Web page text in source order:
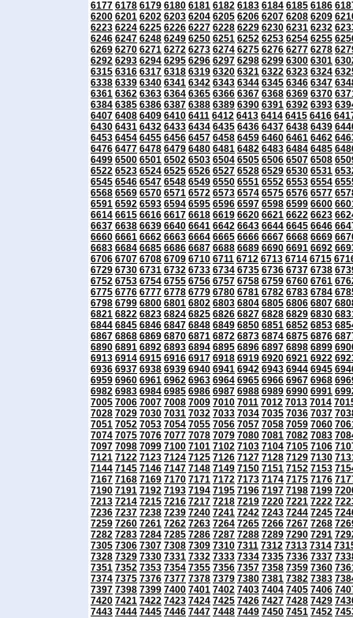
6177 6178 6179 6180 6181 6182 6183 6184 6185 6186
6200 6201 6202 6203 6204 6205 6206 6207 6208 6209
6223 6224 6225 6226 6227 6228 6229 6230 6231 6232
6246 6247 6248 6249 6250 6251 6252 6253 6254 6255
6269 6270 6271 6272 6273 6274 6275 6276 6277 6278
6292 6293 6294 6295 6296 6297 6298 6299 6300 6301
6315 6316 6317 6318 6319 6320 6321 6322 6323 6324
6338 6339 6340 6341 6342 6343 6344 6345 6346 6347
6361 6362 6363 6364 6365 6366 6367 6368 6369 6370
6384 6385 6386 6387 6388 6389 6390 6391 6392 6393
6407 6408 6409 6410 6411 6412 6413 6414 6415 6416
6430 6431 6432 6433 6434 6435 6436 6437 6438 6439
6453 6454 6455 6456 6457 6458 6459 6460 6461 6462
6476 6477 6478 6479 6480 6481 6482 6483 6484 6485
6499 6500 6501 6502 6503 6504 6505 6506 6507 6508
6522 6523 6524 6525 6526 6527 6528 6529 6530 6531
6545 6546 6547 6548 6549 6550 6551 6552 6553 6554
6568 6569 6570 6571 6572 6573 6574 6575 6576 6577
6591 6592 6593 6594 6595 6596 6597 6598 6599 6600
6614 6615 6616 6617 6618 6619 6620 6621 6622 6623
6637 6638 6639 6640 6641 6642 6643 6644 6645 6646
6660 6661 6662 6663 6664 6665 6666 6667 6668 6669
6683 6684 6685 6686 6687 6688 6689 6690 6691 6692
6706 6707 6708 6709 6710 6711 6712 6713 6714 6715
6729 6730 6731 6732 6733 6734 6735 6736 6737 6738
6752 6753 6754 6755 6756 6757 6758 6759 6760 6761
6775 6776 6777 6778 6779 6780 6781 6782 6783 6784
6798 6799 6800 6801 6802 6803 6804 6805 6806 6807
6821 6822 6823 6824 6825 6826 6827 6828 6829 6830
6844 6845 6846 6847 6848 6849 6850 6851 6852 6853
6867 6868 6869 6870 6871 6872 6873 6874 6875 6876
6890 6891 6892 6893 6894 6895 6896 6897 6898 6899
6913 6914 6915 6916 6917 6918 6919 6920 6921 6922
6936 6937 6938 6939 6940 6941 6942 6943 6944 6945
6959 6960 6961 6962 6963 6964 6965 6966 6967 6968
6982 6983 6984 6985 6986 6987 6988 6989 6990 6991
7005 7006 7007 7008 7009 7010 7011 7012 7013 7014
7028 7029 7030 7031 7032 7033 7034 7035 7036 7037
7051 7052 7053 7054 7055 7056 7057 7058 7059 7060
7074 7075 7076 7077 7078 7079 7080 7081 7082 7083
7097 7098 7099 7100 7101 7102 7103 7104 7105 7106
7121 7122 7123 7124 7125 7126 7127 7128 7129 7130
7144 7145 7146 7147 7148 7149 7150 7151 7152 7153
7167 7168 7169 7170 7171 7172 7173 7174 7175 7176
7190 7191 7192 7193 7194 7195 7196 7197 7198 7199
7213 7214 7215 7216 7217 7218 7219 7220 7221 7222
7236 7237 7238 7239 7240 7241 7242 7243 7244 7245
7259 7260 7261 7262 7263 7264 7265 7266 7267 7268
7282 7283 7284 7285 7286 7287 7288 7289 7290 7291
7305 7306 7307 7308 7309 7310 7311 7312 7313 7314
7328 7329 7330 7331 7332 7333 7334 7335 7336 7337
7351 7352 7353 7354 7355 7356 7357 7358 7359 7360
7374 7375 7376 7377 7378 7379 7380 7381 7382 7383
7397 7398 7399 7400 7401 7402 7403 7404 7405 7406
7420 7421 7422 7423 7424 7425 7426 7427 7428 7429
7443 7444 7445 7446 7447 7448 7449 7450 7451 7452